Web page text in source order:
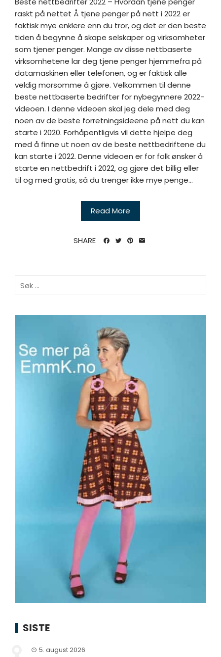
raskt på nettet Å tjene penger på nett i 2022 er
faktisk mye enklere enn du tror, ​​og det er den beste
tiden å begynne å skape selskaper og virksomheter
som tjener penger. Mange av disse nettbaserte
virksomhetene lar deg tjene penger hjemmefra på
datamaskinen eller telefonen, og er faktisk alle
veldig morsomme å gjøre. Velkommen til denne
beste nettbaserte bedrifter for nybegynnere 2022-
videoen. I denne videoen skal jeg dele med deg
noen av de beste forretningsideene på nett du kan
starte i 2020. Forhåpentligvis vil dette hjelpe deg
med å finne ut noen av de beste nettbedriftene du
kan starte i 2022. Denne videoen er for folk ønsker å
starte en nettbedrift i 2022, og gjøre det billig eller
til og med gratis, så du trenger ikke mye penge...
Read More
SHARE
SISTE
5. august 2026